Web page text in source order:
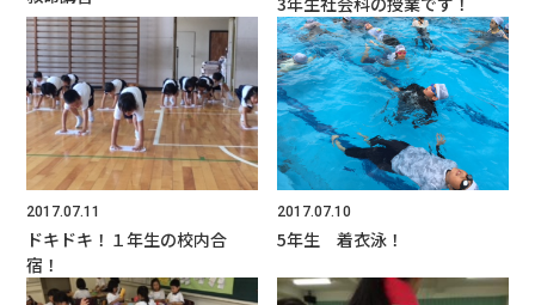
2017.07.11
ドキドキ！１年生の校内合
宿！
2017.07.10
5年生 着衣泳！